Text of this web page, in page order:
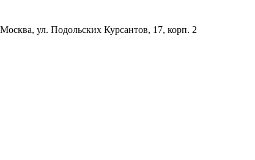
Москва, ул. Подольских Курсантов, 17, корп. 2